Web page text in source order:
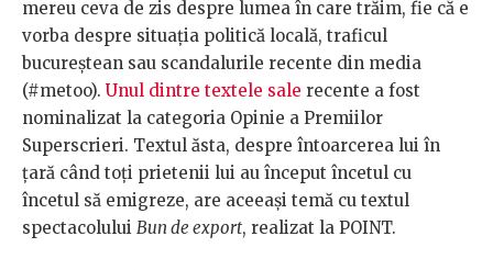
mereu ceva de zis despre lumea în care trăim, fie că e
vorba despre situația politică locală, traficul
bucureștean sau scandalurile recente din media
(#metoo). Unul dintre textele sale recente a fost
nominalizat la categoria Opinie a Premiilor
Superscrieri. Textul ăsta, despre întoarcerea lui în
țară când toți prietenii lui au început încetul cu
încetul să emigreze, are aceeași temă cu textul
spectacolului Bun de export, realizat la POINT.